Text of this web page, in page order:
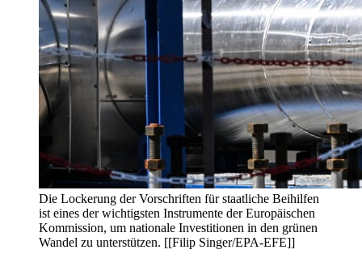
Die Lockerung der Vorschriften für staatliche Beihilfen
ist eines der wichtigsten Instrumente der Europäischen
Kommission, um nationale Investitionen in den grünen
Wandel zu unterstützen. [[Filip Singer/EPA-EFE]]